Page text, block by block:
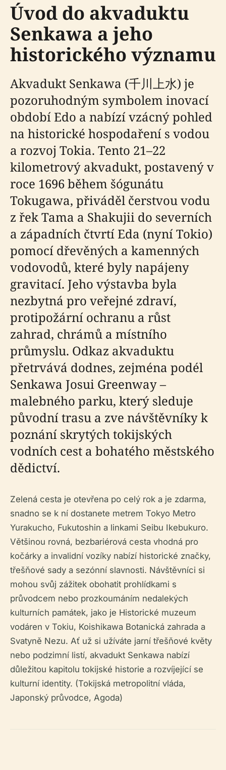
Úvod do akvaduktu
Senkawa a jeho
historického významu
Akvadukt Senkawa (千川上水) je
pozoruhodným symbolem inovací
období Edo a nabízí vzácný pohled
na historické hospodaření s vodou
a rozvoj Tokia. Tento 21–22
kilometrový akvadukt, postavený v
roce 1696 během šógunátu
Tokugawa, přiváděl čerstvou vodu
z řek Tama a Shakujii do severních
a západních čtvrtí Eda (nyní Tokio)
pomocí dřevěných a kamenných
vodovodů, které byly napájeny
gravitací. Jeho výstavba byla
nezbytná pro veřejné zdraví,
protipožární ochranu a růst
zahrad, chrámů a místního
průmyslu. Odkaz akvaduktu
přetrvává dodnes, zejména podél
Senkawa Josui Greenway –
malebného parku, který sleduje
původní trasu a zve návštěvníky k
poznání skrytých tokijských
vodních cest a bohatého městského
dědictví.
Zelená cesta je otevřena po celý rok a je zdarma,
snadno se k ní dostanete metrem Tokyo Metro
Yurakucho, Fukutoshin a linkami Seibu Ikebukuro.
Většinou rovná, bezbariérová cesta vhodná pro
kočárky a invalidní vozíky nabízí historické značky,
třešňové sady a sezónní slavnosti. Návštěvníci si
mohou svůj zážitek obohatit prohlídkami s
průvodcem nebo prozkoumáním nedalekých
kulturních památek, jako je Historické muzeum
vodáren v Tokiu, Koishikawa Botanická zahrada a
Svatyně Nezu. Ať už si užíváte jarní třešňové květy
nebo podzimní listí, akvadukt Senkawa nabízí
důležitou kapitolu tokijské historie a rozvíjející se
kulturní identity. (Tokijská metropolitní vláda,
Japonský průvodce, Agoda)